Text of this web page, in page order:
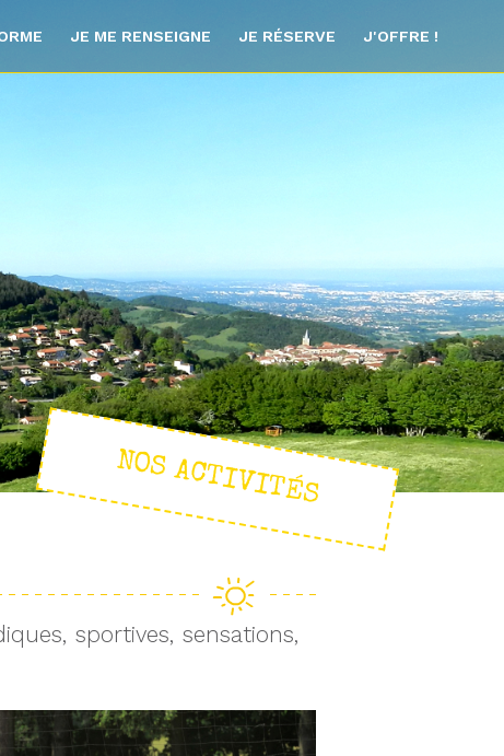
JE ME RENSEIGNE JE RÉSERVE J'OFFRE !
NOS ACTIVITÉS
sportives, sensations,